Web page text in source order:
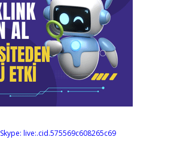
Skype: live:.cid.575569c608265c69